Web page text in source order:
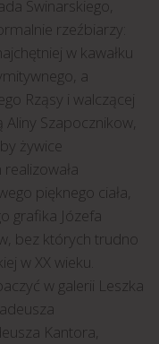
Swinarskiego,
rzeźbiarzy:
w kawałku
a
Rząsy i walczącej
Szapocznikow,
żywice
pięknego ciała,
grafika Józefa
bez których trudno
w XX wieku.
w galerii Leszka
Kantora,